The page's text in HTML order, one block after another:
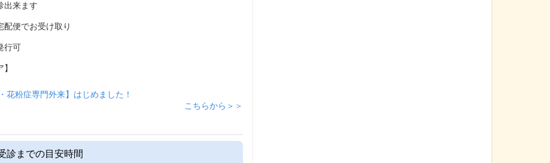
出来ます
配便でお受け取り
行可
花粉症専門外来】はじめました！
こちらから＞＞
診までの目安時間